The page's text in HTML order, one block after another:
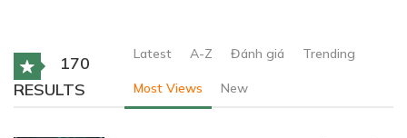
170
RESULTS
Latest A-Z Đánh giá Trending
Most Views New